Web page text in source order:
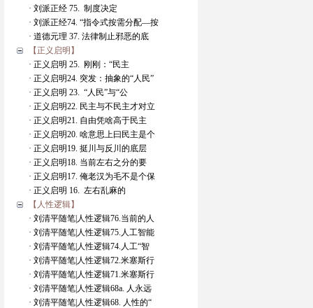
· 刘派正经 75. 制度决定
· 刘派正经74. “指令式按需分配—按
· 道德元理 37. 法律制止邪恶的底
【正义启明】
· 正义启明 25. 刚刚：“民主
· 正义启明24. 突发：抽象的“人民”
· 正义启明 23. “人民”与“公
· 正义启明22. 民主与不民主才对立
· 正义启明21. 自由凭啥高于民主
· 正义启明20. 啥意思上曰民主是个
· 正义启明19. 挺川与反川的底层
· 正义启明18. 当前左右之分的要
· 正义启明17. 俺老汉为毛不是个保
· 正义启明 16. 左右乱麻的
【人性逻辑】
· 刘清平随笔|人性逻辑76.当前的人
· 刘清平随笔|人性逻辑75.人工智能
· 刘清平随笔|人性逻辑74.人工“智
· 刘清平随笔|人性逻辑72.米塞斯行
· 刘清平随笔|人性逻辑71.米塞斯行
· 刘清平随笔|人性逻辑68a. 人永远
· 刘清平随笔|人性逻辑68. 人性的“